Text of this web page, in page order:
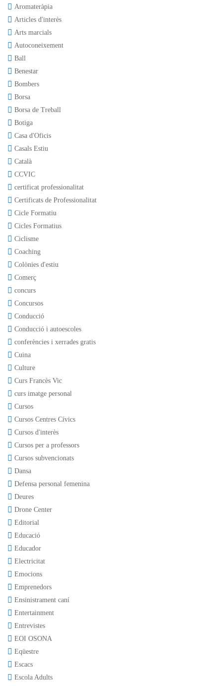
Aromateràpia
Articles d'interès
Arts marcials
Autoconeixement
Ball
Benestar
Bombers
Borsa
Borsa de Treball
Botiga
Casa d'Oficis
Casals Estiu
Català
CCVIC
certificat professionalitat
Certificats de Professionalitat
Cicle Formatiu
Cicles Formatius
Ciclisme
Coaching
Colònies d'estiu
Comerç
concurs
Concursos
Conducció
Conducció i autoescoles
conferències i xerrades gratis
Cuina
Culture
Curs Francès Vic
curs imatge personal
Cursos
Cursos Centres Cívics
Cursos d'interès
Cursos per a professors
Cursos subvencionats
Dansa
Defensa personal femenina
Deures
Drone Center
Editorial
Educació
Educador
Electricitat
Emocions
Emprenedors
Ensinistrament caní
Entertainment
Entrevistes
EOI OSONA
Eqüestre
Escacs
Escola Adults